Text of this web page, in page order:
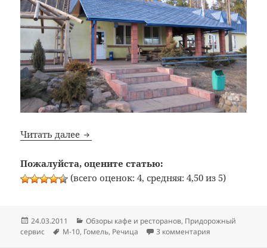
Читать далее Bon Appetit: №12: Кафе «Максим» (трасса
Пожалуйста, оцените статью:
(всего оценок: 4, средняя: 4,50 из 5)
Опубликовано
24.03.2011 Рубрики
Обзоры кафе и ресторанов, Придорожный
сервис
Метки
M-10, Гомель, Речица 3 комментария